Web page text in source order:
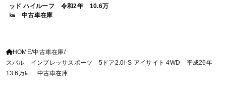
ッド ハイルーフ 令和2年 10.6万
㎞ 中古車在庫
HOME 中古車在庫
スバル インプレッサスポーツ 5ドア2.0i-S アイサイト 4WD 平成26年
13.6万㎞ 中古車在庫